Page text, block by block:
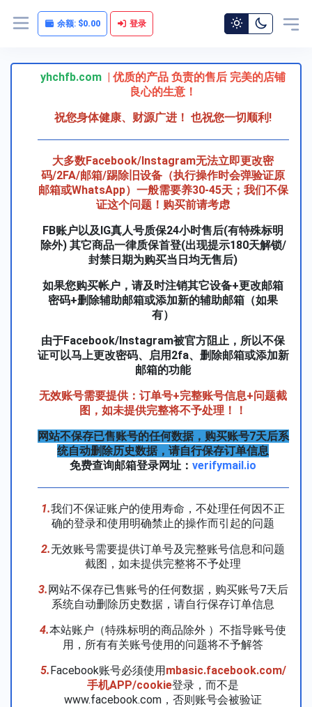
余额: $0.00 登录
yhchfb.com | 优质的产品 负责的售后 完美的店铺
良心的生意！
祝您身体健康、财源广进！ 也祝您一切顺利 !
大多数Facebook/Instagram无法立即更改密
码/2FA/邮箱/踢除旧设备（执行操作时会弹验证原
邮箱或WhatsApp）一般需要养30-45天；我们不保
证这个问题！购买前请考虑
FB账户以及IG真人号质保24小时售后(有特殊标明
除外) 其它商品一律质保首登(出现提示180天解锁/
封禁日期为购买当日均无售后)
如果您购买帐户，请及时注销其它设备+更改邮箱
密码+删除辅助邮箱或添加新的辅助邮箱（如果
有）
由于Facebook/Instagram被官方阻止，所以不保
证可以马上更改密码、启用2fa、删除邮箱或添加新
邮箱的功能
无效账号需要提供：订单号+完整账号信息+问题截
图，如未提供完整将不予处理！！
网站不保存已售账号的任何数据，购买账号7天后系
统自动删除历史数据，请自行保存订单信息
免费查询邮箱登录网址：verifymail.io
1.我们不保证账户的使用寿命，不处理任何因不正
确的登录和使用明确禁止的操作而引起的问题
2.无效账号需要提供订单号及完整账号信息和问题
截图，如未提供完整将不予处理
3.网站不保存已售账号的任何数据，购买账号7天后
系统自动删除历史数据，请自行保存订单信息
4.本站账户（特殊标明的商品除外 ）不指导账号使
用，所有有关账号使用的问题将不予解答
5.Facebook账号必须使用mbasic.facebook.com/
手机APP/cookie登录，而不是
www.facebook.com，否则账号会被验证